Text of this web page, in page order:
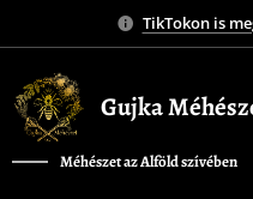
TikTokon is
Gujka
Méhészet az Alföld szívében